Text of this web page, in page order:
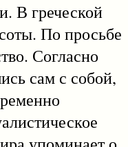
В греческой
По просьбе
Согласно
сам с собой,